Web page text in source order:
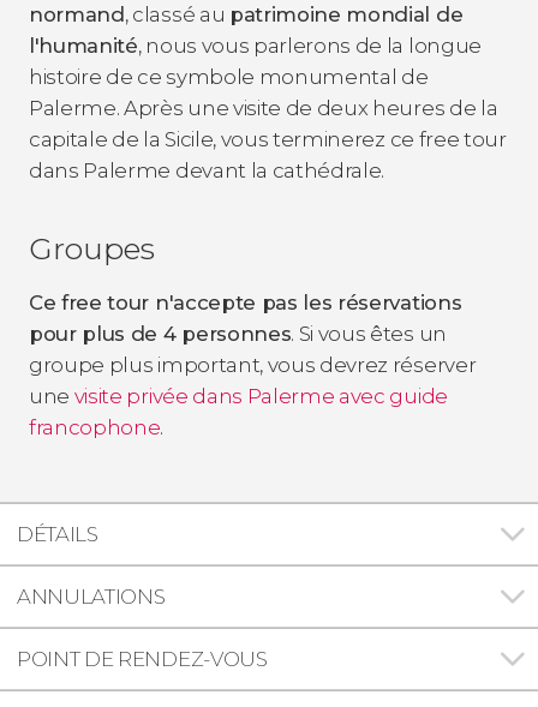
normand, classé au patrimoine mondial de
l'humanité, nous vous parlerons de la longue
histoire de ce symbole monumental de
Palerme. Après une visite de deux heures de la
capitale de la Sicile, vous terminerez ce free tour
dans Palerme devant la cathédrale.
Groupes
Ce free tour n'accepte pas les réservations
pour plus de 4 personnes. Si vous êtes un
groupe plus important, vous devrez réserver
une visite privée dans Palerme avec guide
francophone.
DÉTAILS
ANNULATIONS
POINT DE RENDEZ-VOUS